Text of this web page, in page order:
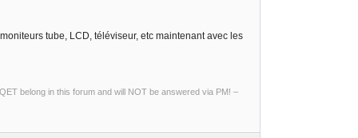
tube, LCD, téléviseur, etc maintenant avec les
belong in this forum and will NOT be answered via PM! –